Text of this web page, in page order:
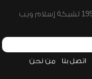
اتصل بنا من نحن